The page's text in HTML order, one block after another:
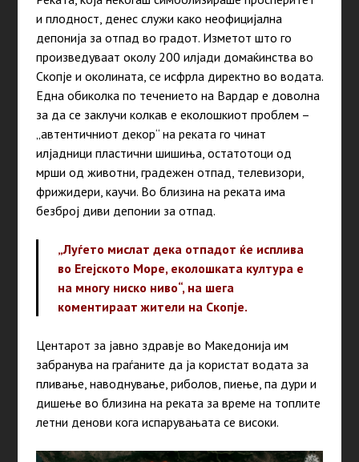
и плодност, денес служи како неофицијална
депонија за отпад во градот. Изметот што го
произведуваат околу 200 илјади домаќинства во
Скопје и околината, се исфрла директно во водата.
Една обиколка по течението на Вардар е доволна
за да се заклучи колкав е еколошкиот проблем –
„автентичниот декор“ на реката го чинат
илјадници пластични шишиња, остатотоци од
мрши од животни, градежен отпад, телевизори,
фрижидери, каучи. Во близина на реката има
безброј диви депонии за отпад.
„Луѓето мислат дека отпадот ќе исплива
во Егејското Море, еколошката култура е
на многу ниско ниво“, на шега
коментираат жители на Скопје.
Центарот за јавно здравје во Македонија им
забранува на граѓаните да ја користат водата за
пливање, наводнување, риболов, пиење, па дури и
дишење во близина на реката за време на топлите
летни денови кога испарувањата се високи.